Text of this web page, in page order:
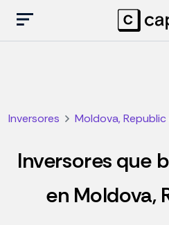
Inversores Moldova,
Inversores que
en Moldova,